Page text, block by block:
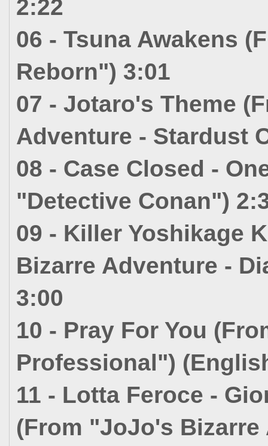
2:22
06 - Tsuna Awakens
Reborn") 3:01
07 - Jotaro's Theme
Adventure - Stardust
08 - Case Closed -
"Detective Conan")
09 - Killer Yoshikage
Bizarre Adventure -
3:00
10 - Pray For You
Professional")
11 - Lotta Feroce -
(From "JoJo's